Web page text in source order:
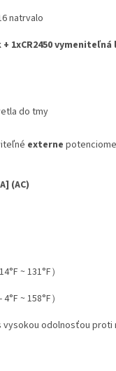
natrvalo
1xCR2450
do tmy
externe
(AC)
~ 131°F）
~ 158°F）
vysokou odolnosťou proti